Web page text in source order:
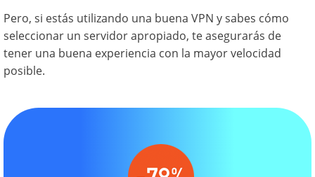
Pero, si estás utilizando una buena VPN y sabes cómo
seleccionar un servidor apropiado, te asegurarás de
tener una buena experiencia con la mayor velocidad
posible.